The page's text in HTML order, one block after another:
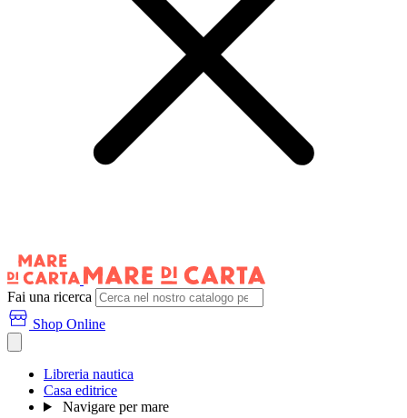
Fai una ricerca
Shop Online
Libreria nautica
Casa editrice
Navigare per mare